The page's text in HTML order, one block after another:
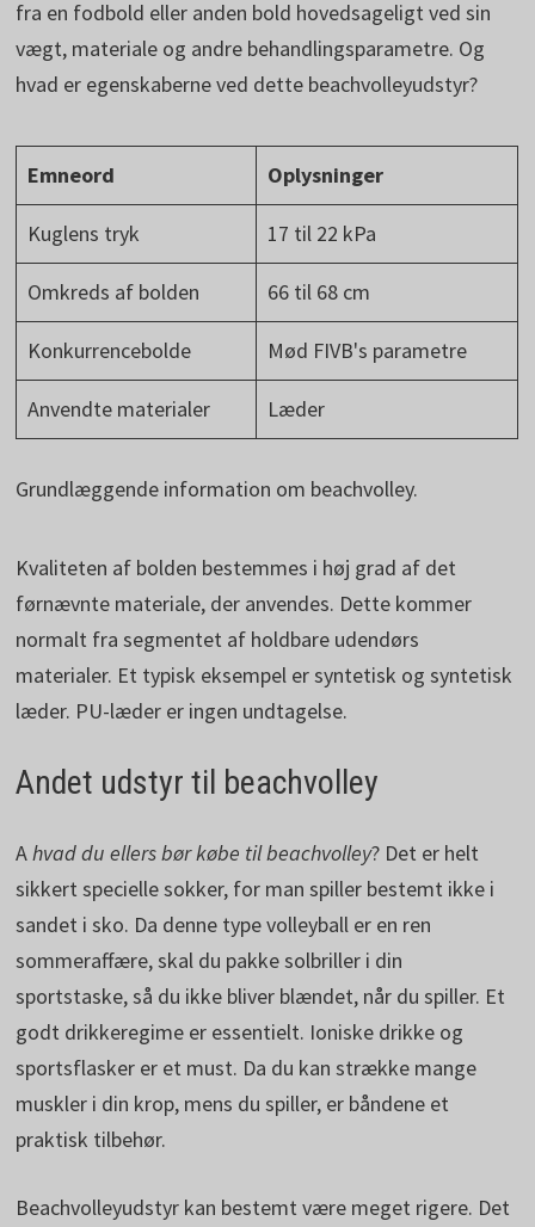
fra en fodbold eller anden bold hovedsageligt ved sin
vægt, materiale og andre behandlingsparametre. Og
hvad er egenskaberne ved dette beachvolleyudstyr?
Emneord Oplysninger
Kuglens tryk 17 til 22 kPa
Omkreds af bolden 66 til 68 cm
Konkurrencebolde Mød FIVB's parametre
Anvendte materialer Læder
Grundlæggende information om beachvolley.
Kvaliteten af bolden bestemmes i høj grad af det
førnævnte materiale, der anvendes. Dette kommer
normalt fra segmentet af holdbare udendørs
materialer. Et typisk eksempel er syntetisk og syntetisk
læder. PU-læder er ingen undtagelse.
Andet udstyr til beachvolley
A hvad du ellers bør købe til beachvolley? Det er helt
sikkert specielle sokker, for man spiller bestemt ikke i
sandet i sko. Da denne type volleyball er en ren
sommeraffære, skal du pakke solbriller i din
sportstaske, så du ikke bliver blændet, når du spiller. Et
godt drikkeregime er essentielt. Ioniske drikke og
sportsflasker er et must. Da du kan strække mange
muskler i din krop, mens du spiller, er båndene et
praktisk tilbehør.
Beachvolleyudstyr kan bestemt være meget rigere. Det